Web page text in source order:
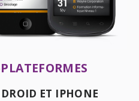
ET IPHONE